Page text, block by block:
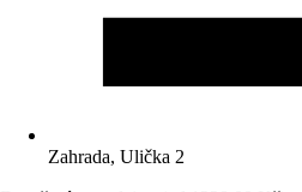
Zahrada, Ulička 2